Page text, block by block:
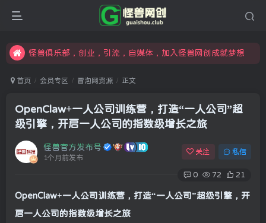
限时开通会员更享折扣，超高返佣
怪兽俱乐部，创业，引流，自媒体，加入怪兽网创成就梦想
首页 会员专区 冒泡网资源 正文
OpenClaw+一人公司训练营，打造“一人公司”超
级引擎，开启一人公司的指数级增长之旅
怪兽官方发布号
1个月前发布
关注 私信
0 72 21
OpenClaw+一人公司训练营，打造“一人公司”超级引擎，开
启一人公司的指数级增长之旅